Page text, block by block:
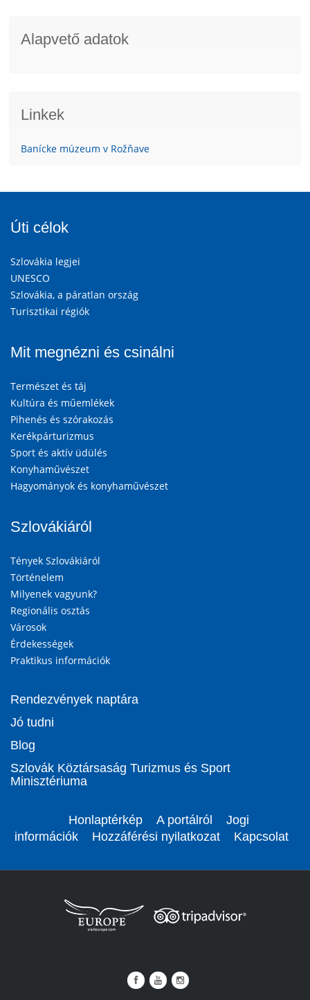
Alapvető adatok
Linkek
Banícke múzeum v Rožňave
Úti célok
Szlovákia legjei
UNESCO
Szlovákia, a páratlan ország
Turisztikai régiók
Mit megnézni és csinálni
Természet és táj
Kultúra és műemlékek
Pihenés és szórakozás
Kerékpárturizmus
Sport és aktív üdülés
Konyhaművészet
Hagyományok és konyhaművészet
Szlovákiáról
Tények Szlovákiáról
Történelem
Milyenek vagyunk?
Regionális osztás
Városok
Érdekességek
Praktikus információk
Rendezvények naptára
Jó tudni
Blog
Szlovák Köztársaság Turizmus és Sport
Minisztériuma
Honlaptérkép A portálról
Jogi
információk
Hozzáférési nyilatkozat Kapcsolat